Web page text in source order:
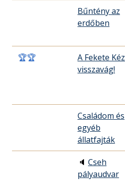
Bűntény az
erdőben
🏆🏆
A Fekete Kéz
visszavág!
Családom és
egyéb
állatfajták
🔈 Cseh
pályaudvar